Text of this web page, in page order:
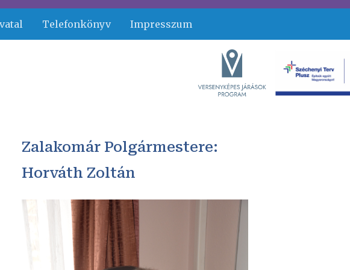
Telefonkönyv Impresszum
Zalakomár Polgármestere:
Horváth Zoltán